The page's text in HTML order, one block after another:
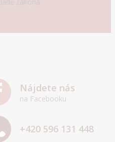
Nájdete nás
na Facebooku
+420 596 131 448